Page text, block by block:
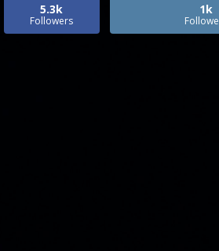
5.3k
Followers
1k